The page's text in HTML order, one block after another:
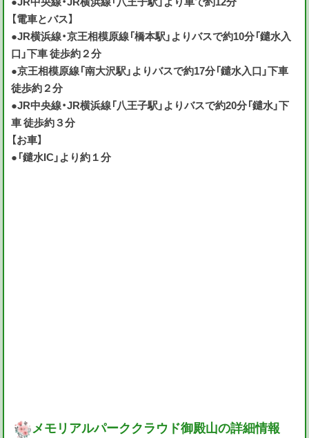
【電車とバス】
●JR横浜線・京王相模原線「橋本駅」よりバスで約10分「鑓水入
口」下車 徒歩約２分
●京王相模原線「南大沢駅」よりバスで約17分「鑓水入口」下車
徒歩約２分
●JR中央線・JR横浜線「八王子駅」よりバスで約20分「鑓水」下
車 徒歩約３分
【お車】
●「鑓水IC」より約１分
メモリアルパーククラウド御殿山の詳細情報